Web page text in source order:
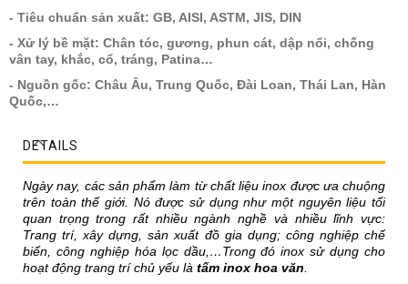
- Tiêu chuẩn sản xuất: GB, AISI, ASTM, JIS, DIN
- Xử lý bề mặt: Chân tóc, gương, phun cát, dập nổi, chống
vân tay, khắc, cổ, tráng, Patina…
- Nguồn gốc: Châu Âu, Trung Quốc, Đài Loan, Thái Lan, Hàn
Quốc,…
DETAILS
Ngày nay, các sản phẩm làm từ chất liệu inox được ưa chuộng
trên toàn thế giới. Nó được sử dụng như một nguyên liệu tối
quan trọng trong rất nhiều ngành nghề và nhiều lĩnh vực:
Trang trí, xây dựng, sản xuất đồ gia dụng; công nghiệp chế
biến, công nghiệp hóa lọc dầu,…Trong đó inox sử dụng cho
hoạt động trang trí chủ yếu là tấm inox hoa văn